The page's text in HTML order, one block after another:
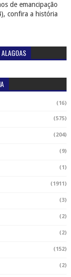
de emancipação
confira a história
(16)
(575)
(204)
(9)
(1)
(1911)
(3)
(2)
(2)
(152)
(2)